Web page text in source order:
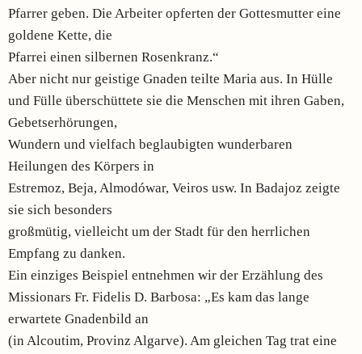
Pfarrer geben. Die Arbeiter opferten der Gottesmutter eine
goldene Kette, die
Pfarrei einen silbernen Rosenkranz.“
Aber nicht nur geistige Gnaden teilte Maria aus. In Hülle
und Fülle überschüttete sie die Menschen mit ihren Gaben,
Gebetserhörungen,
Wundern und vielfach beglaubigten wunderbaren
Heilungen des Körpers in
Estremoz, Beja, Almodówar, Veiros usw. In Badajoz zeigte
sie sich besonders
großmütig, vielleicht um der Stadt für den herrlichen
Empfang zu danken.
Ein einziges Beispiel entnehmen wir der Erzählung des
Missionars Fr. Fidelis D. Barbosa: „Es kam das lange
erwartete Gnadenbild an
(in Alcoutim, Provinz Algarve). Am gleichen Tag trat eine